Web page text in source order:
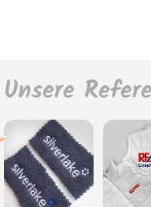
Unsere